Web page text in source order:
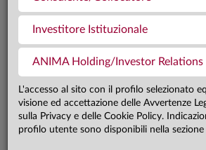
Investitore Istituzionale
ANIMA Holding/Investor Relations
L'accesso al sito con il profilo selezionato
visione ed accettazione delle Avvertenze
sulla Privacy e delle Cookie Policy.
profilo utente sono disponibili nella
Ultima quota
04.08.26
Patrimonio fondo 31.07.26
Patrimonio classe BD 31.07.26
Carta di identità